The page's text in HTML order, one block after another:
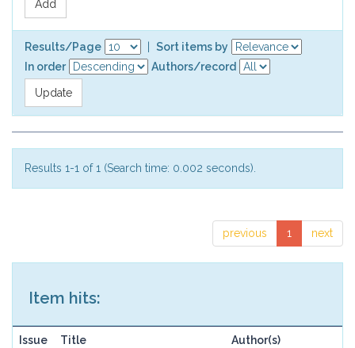
Results/Page
Sort items by
In order
Authors/record
Results 1-1 of 1 (Search time: 0.002 seconds).
previous 1 next
Item hits:
Issue Title Author(s)